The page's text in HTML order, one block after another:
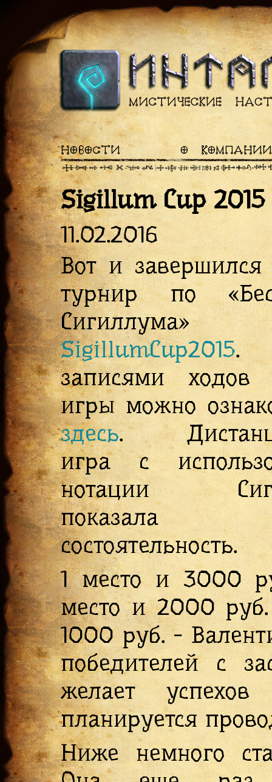
НОВОСТИ О КОМПАНИИ
Sigillum Cup 2015
11.02.2016
Вот и
турнир по
Сигиллума»
SigillumCup2015.
записями ходов
игры можно
здесь.
игра с
нотации
показала
состоятельность.
1 место и 3000
место и 2000
1000 руб. -
победителей с
желает
планируется
Ниже немного